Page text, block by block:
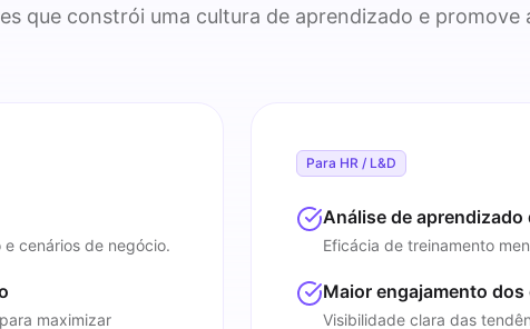
que constrói uma cultura de aprendizado e
cenários de negócio.
maximizar
Para HR / L&D
Análise de aprendizado
Eficácia de treinamento
Maior engajamento
Visibilidade clara das